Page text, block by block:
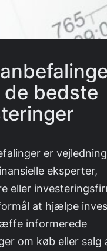
bedste
er
eksperter,
eller
at hjælpe
informerede
om køb eller salg